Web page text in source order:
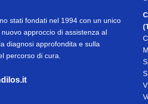
stati fondati nel 1994 con un unico
approccio di assistenza al
diagnosi approfondita e sulla
percorso di cura.